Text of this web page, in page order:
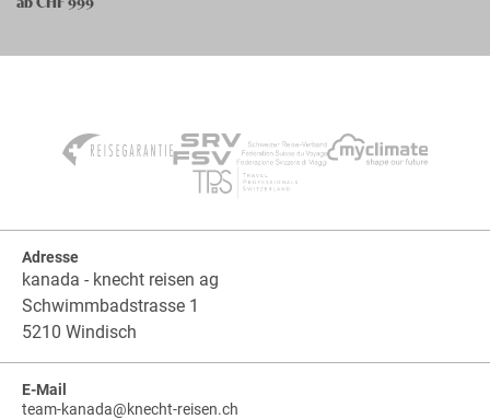
Adresse
kanada - knecht reisen ag
Schwimmbadstrasse 1
5210 Windisch
E-Mail
team-kanada@knecht-reisen.ch